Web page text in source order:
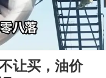
04:00
让买，油价